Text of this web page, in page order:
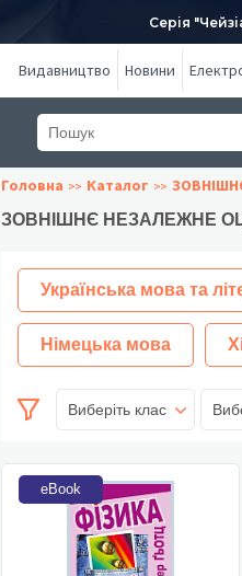
Серія
Видавництво Новини
Головна Каталог
ЗОВНІШНЄ НЕЗАЛЕЖНЕ
Українська мова та
Німецька мова
Виберіть клас
eBook